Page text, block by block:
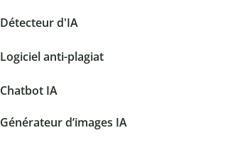
Détecteur d'IA
Logiciel anti-plagiat
Chatbot IA
Générateur d’images IA